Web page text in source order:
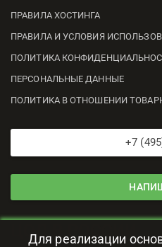
ПРАВИЛА ХОСТИНГА
ПРАВИЛА И УСЛОВИЯ
ПОЛИТИКА
ПЕРСОНАЛЬНЫЕ ДАННЫЕ
ПОЛИТИКА В ОТНОШЕНИИ
+7
ЦОД В РОССИИ
Для реализации